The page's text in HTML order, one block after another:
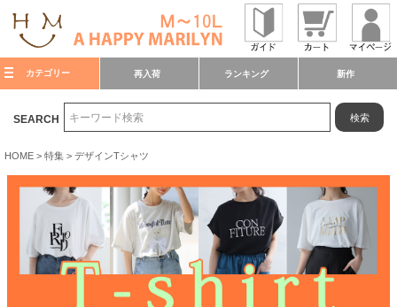
カテゴリー 再入荷 ランキング 新作
SEARCH 検索
HOME 特集 デザインTシャツ